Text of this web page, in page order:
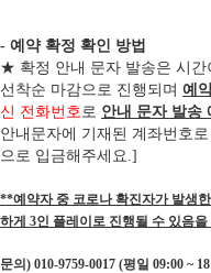
- 예약 확정 확인 방법
★ 확정 안내 문자 발송은 시
선착순 마감으로 진행되며 예
신 전화번호로 안내 문자 발송
안내문자에 기재된 계좌번호
으로 입금해주세요.]
**예약자 중 코로나 확진자가 발생
하게 3인 플레이로 진행될 수 있음
문의) 010-9759-0017 (평일 09:00 ~